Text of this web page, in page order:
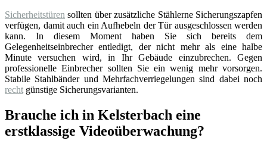
Sicherheitstüren sollten über zusätzliche Stählerne Sicherungszapfen
verfügen, damit auch ein Aufhebeln der Tür ausgeschlossen werden
kann. In diesem Moment haben Sie sich bereits dem
Gelegenheitseinbrecher entledigt, der nicht mehr als eine halbe
Minute versuchen wird, in Ihr Gebäude einzubrechen. Gegen
professionelle Einbrecher sollten Sie ein wenig mehr vorsorgen.
Stabile Stahlbänder und Mehrfachverriegelungen sind dabei noch
recht günstige Sicherungsvarianten.
Brauche ich in Kelsterbach eine
erstklassige Videoüberwachung?